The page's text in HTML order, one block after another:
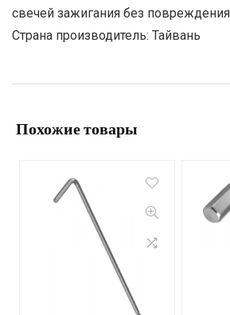
свечей зажигания без повреждения
Страна производитель: Тайвань
Похожие товары